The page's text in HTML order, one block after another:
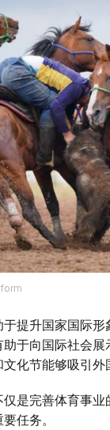
提升国家国际
于向国际社会
化节能够吸引外
是完善体育事
任务。